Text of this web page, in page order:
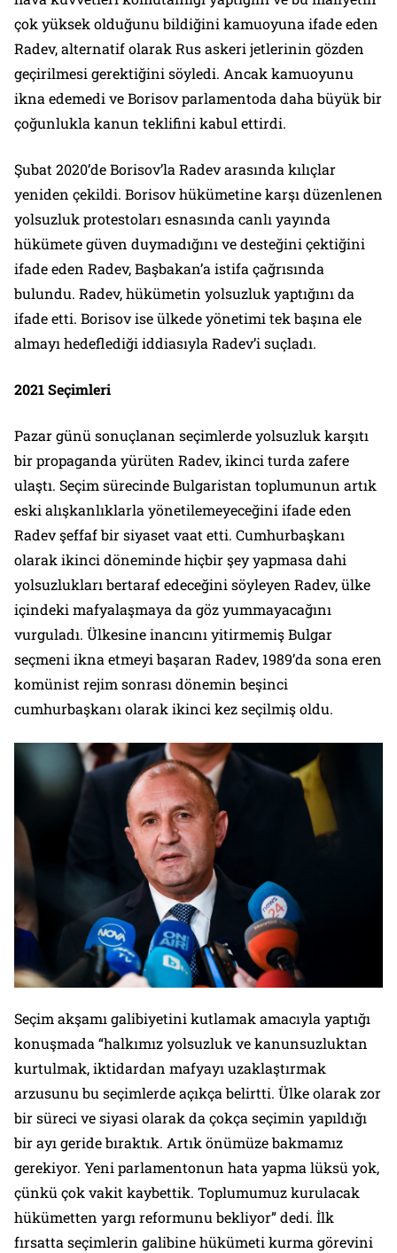
çok yüksek olduğunu bildiğini kamuoyuna ifade eden
Radev, alternatif olarak Rus askeri jetlerinin gözden
geçirilmesi gerektiğini söyledi. Ancak kamuoyunu
ikna edemedi ve Borisov parlamentoda daha büyük bir
çoğunlukla kanun teklifini kabul ettirdi.
Şubat 2020’de Borisov’la Radev arasında kılıçlar
yeniden çekildi. Borisov hükümetine karşı düzenlenen
yolsuzluk protestoları esnasında canlı yayında
hükümete güven duymadığını ve desteğini çektiğini
ifade eden Radev, Başbakan’a istifa çağrısında
bulundu. Radev, hükümetin yolsuzluk yaptığını da
ifade etti. Borisov ise ülkede yönetimi tek başına ele
almayı hedeflediği iddiasıyla Radev’i suçladı.
2021 Seçimleri
Pazar günü sonuçlanan seçimlerde yolsuzluk karşıtı
bir propaganda yürüten Radev, ikinci turda zafere
ulaştı. Seçim sürecinde Bulgaristan toplumunun artık
eski alışkanlıklarla yönetilemeyeceğini ifade eden
Radev şeffaf bir siyaset vaat etti. Cumhurbaşkanı
olarak ikinci döneminde hiçbir şey yapmasa dahi
yolsuzlukları bertaraf edeceğini söyleyen Radev, ülke
içindeki mafyalaşmaya da göz yummayacağını
vurguladı. Ülkesine inancını yitirmemiş Bulgar
seçmeni ikna etmeyi başaran Radev, 1989’da sona eren
komünist rejim sonrası dönemin beşinci
cumhurbaşkanı olarak ikinci kez seçilmiş oldu.
Seçim akşamı galibiyetini kutlamak amacıyla yaptığı
konuşmada “halkımız yolsuzluk ve kanunsuzluktan
kurtulmak, iktidardan mafyayı uzaklaştırmak
arzusunu bu seçimlerde açıkça belirtti. Ülke olarak zor
bir süreci ve siyasi olarak da çokça seçimin yapıldığı
bir ayı geride bıraktık. Artık önümüze bakmamız
gerekiyor. Yeni parlamentonun hata yapma lüksü yok,
çünkü çok vakit kaybettik. Toplumumuz kurulacak
hükümetten yargı reformunu bekliyor” dedi. İlk
fırsatta seçimlerin galibine hükümeti kurma görevini